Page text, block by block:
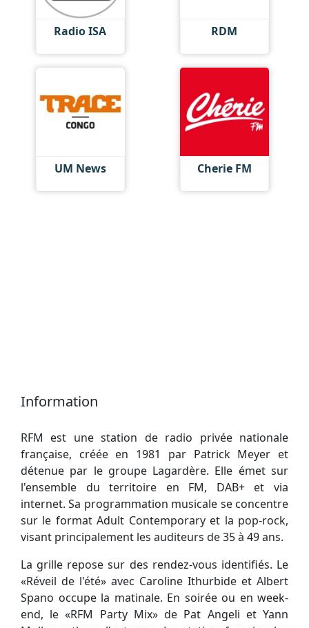
Radio ISA RDM
UM News Cherie FM
Information
RFM est une station de radio privée nationale
française, créée en 1981 par Patrick Meyer et
détenue par le groupe Lagardère. Elle émet sur
l'ensemble du territoire en FM, DAB+ et via
internet. Sa programmation musicale se concentre
sur le format Adult Contemporary et la pop-rock,
visant principalement les auditeurs de 35 à 49 ans.
La grille repose sur des rendez-vous identifiés. Le
«Réveil de l'été» avec Caroline Ithurbide et Albert
Spano occupe la matinale. En soirée ou en week-
end, le «RFM Party Mix» de Pat Angeli et Yann